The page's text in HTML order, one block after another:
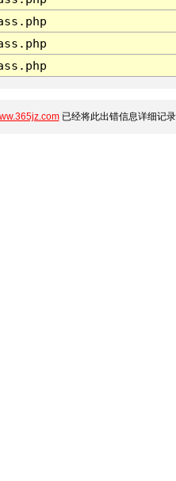
已经将此出错信息详细记